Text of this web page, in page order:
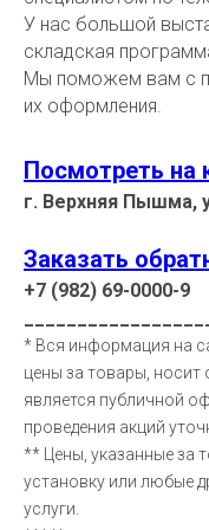
У нас большой
складская
Мы поможем вам с
их оформления.
Посмотреть на
г. Верхняя Пышма,
Заказать
+7 (982) 69-0000-9
* Вся информация на
цены за товары, носит
является публичной
проведения акций
** Цены, указанные за
установку или любые
услуги.